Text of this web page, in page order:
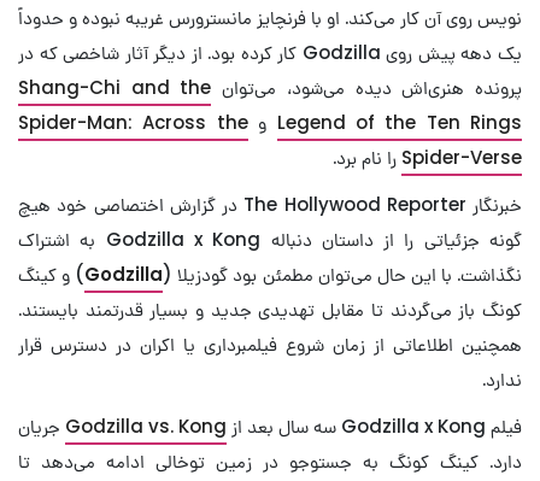
نویس روی آن کار می‌کند. او با فرنچایز مانسترورس غریبه نبوده و حدوداً
یک دهه پیش روی Godzilla کار کرده بود. از دیگر آثار شاخصی که در
پرونده هنری‌اش دیده می‌شود، می‌توان Shang-Chi and the
Legend of the Ten Rings وSpider-Man: Across the
Spider-Verse را نام برد.
خبرنگار The Hollywood Reporter در گزارش اختصاصی خود هیچ
گونه جزئیاتی را از داستان دنباله Godzilla x Kong به اشتراک
نگذاشت. با این حال می‌توان مطمئن بود گودزیلا (Godzilla) و کینگ
کونگ باز می‌گردند تا مقابل تهدیدی جدید و بسیار قدرتمند بایستند.
همچنین اطلاعاتی از زمان شروع فیلمبرداری یا اکران در دسترس قرار
ندارد.
فیلم Godzilla x Kong سه سال بعد از
Godzilla vs. Kong جریان
دارد. کینگ کونگ به جستوجو در زمین توخالی ادامه می‌دهد تا